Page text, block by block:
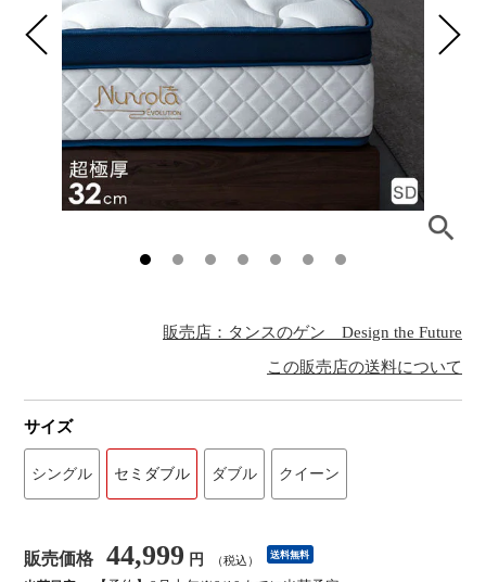
販売店：タンスのゲン Design the Future
この販売店の送料について
サイズ
シングル セミダブル ダブル クイーン
販売価格 44,999 円 （税込） 送料無料